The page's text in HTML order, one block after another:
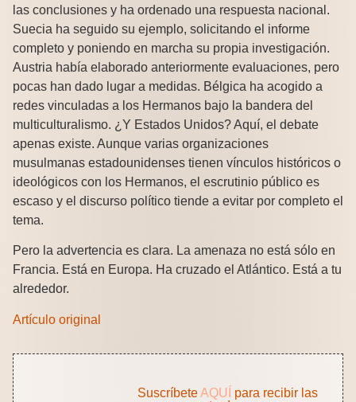
las conclusiones y ha ordenado una respuesta nacional.
Suecia ha seguido su ejemplo, solicitando el informe
completo y poniendo en marcha su propia investigación.
Austria había elaborado anteriormente evaluaciones, pero
pocas han dado lugar a medidas. Bélgica ha acogido a
redes vinculadas a los Hermanos bajo la bandera del
multiculturalismo. ¿Y Estados Unidos? Aquí, el debate
apenas existe. Aunque varias organizaciones
musulmanas estadounidenses tienen vínculos históricos o
ideológicos con los Hermanos, el escrutinio público es
escaso y el discurso político tiende a evitar por completo el
tema.
Pero la advertencia es clara. La amenaza no está sólo en
Francia. Está en Europa. Ha cruzado el Atlántico. Está a tu
alrededor.
Artículo original
SuscríbeteAQUÍ para recibir las